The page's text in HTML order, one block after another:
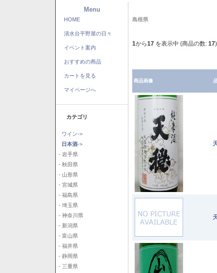
Menu
HOME
清水台平野屋の日々
イベント案内
おすすめの商品
カートを見る
マイページへ
カテゴリ
ワイン->
日本酒->
- 岩手県
- 秋田県
- 山形県
- 宮城県
- 福島県
- 埼玉県
- 神奈川県
- 新潟県
- 富山県
- 福井県
- 静岡県
- 三重県
島根県
1から17 を表示中 (商品の数: 17)
商品画像